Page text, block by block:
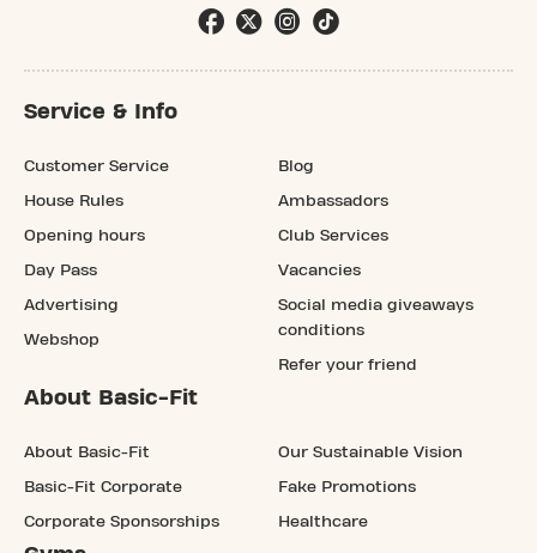
Service & Info
Customer Service
House Rules
Opening hours
Day Pass
Advertising
Webshop
Blog
Ambassadors
Club Services
Vacancies
Social media giveaways
conditions
Refer your friend
About Basic-Fit
About Basic-Fit
Basic-Fit Corporate
Corporate Sponsorships
Our Sustainable Vision
Fake Promotions
Healthcare